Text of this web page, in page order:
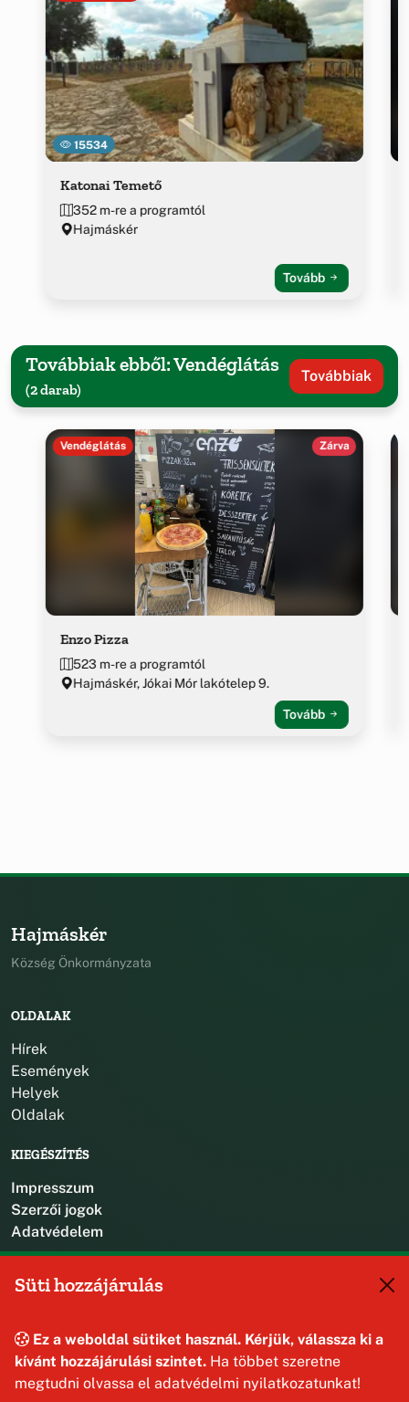
15534
Katonai Temető
352 m-re a programtól
Hajmáskér
Tovább
Továbbiak ebből: Vendéglátás
(2 darab)
Továbbiak
Vendéglátás Zárva
Enzo Pizza
523 m-re a programtól
Hajmáskér, Jókai Mór lakótelep 9.
Tovább
Hajmáskér
Község Önkormányzata
OLDALAK
Hírek
Események
Helyek
Oldalak
KIEGÉSZÍTÉS
Impresszum
Szerzői jogok
Adatvédelem
8192 Hajmáskér, Kossuth Lajos u. 31.
Süti hozzájárulás
Ez a weboldal sütiket használ. Kérjük, válassza ki a
kívánt hozzájárulási szintet. Ha többet szeretne
megtudni olvassa el adatvédelmi nyilatkozatunkat!